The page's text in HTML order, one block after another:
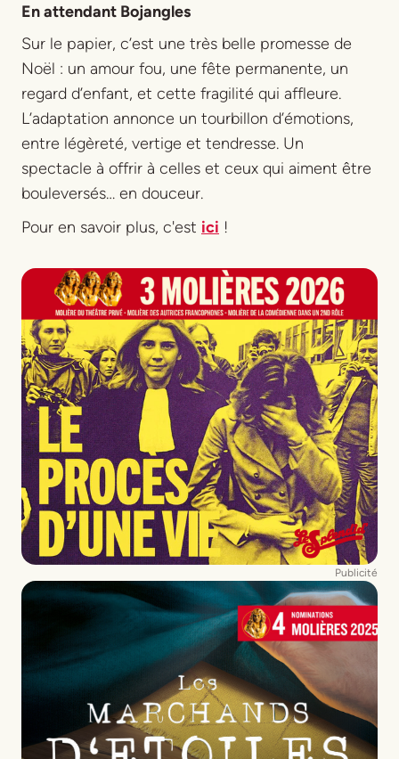
Publicité
En attendant Bojangles
Sur le papier, c’est une très belle promesse de
Noël : un amour fou, une fête permanente, un
regard d’enfant, et cette fragilité qui affleure.
L’adaptation annonce un tourbillon d’émotions,
entre légèreté, vertige et tendresse. Un
spectacle à offrir à celles et ceux qui aiment être
bouleversés… en douceur.
Pour en savoir plus, c'est ici !